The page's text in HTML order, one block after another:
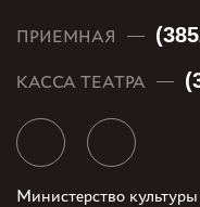
ПРИЕМНАЯ
КАССА ТЕАТРА
Министерство